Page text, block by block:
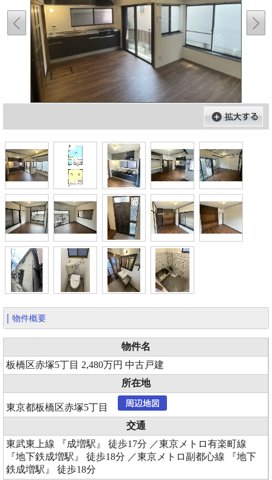
物件概要
物件名
板橋区赤塚5丁目 2,480万円 中古戸建
所在地
東京都板橋区赤塚5丁目
交通
東武東上線 『成増駅』 徒歩17分 ／東京メトロ有楽町線
『地下鉄成増駅』 徒歩18分 ／東京メトロ副都心線 『地下
鉄成増駅』 徒歩18分